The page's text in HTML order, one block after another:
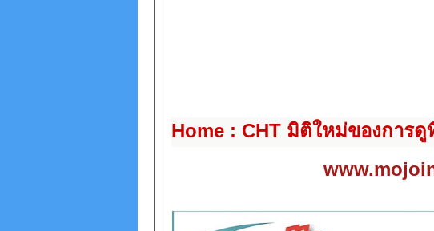
Home : CHT มิติใหม่ของการดู